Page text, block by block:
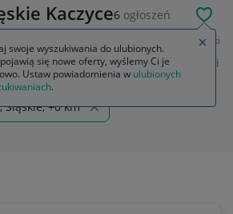
Kaczyce6 ogłoszeń
Marynarki
i zakiety marynarka marynarki i
Śląskie, +0 km
swoje wyszukiwania do ulubionych.
się nowe oferty, wyślemy Ci je
Ustaw powiadomienia w ulubionych
.